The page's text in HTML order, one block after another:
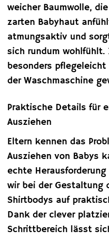
weicher Baumwolle,
zarten Babyhaut
atmungsaktiv und
sich rundum wohlfühlt.
besonders
der Waschmaschine
Praktische Details für
Ausziehen
Eltern kennen das
Ausziehen von Babys
echte
wir bei der Gestaltung
Shirtbodys auf
Dank der clever
Schrittbereich lässt